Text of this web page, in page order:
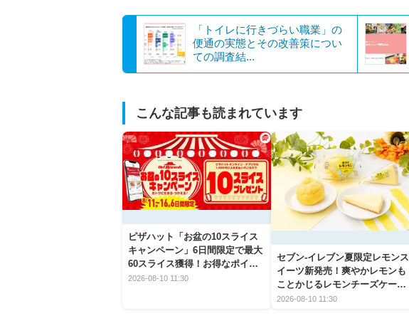
「トイレに行きづらい職業」の
便通の実態とその改善策につい
ての調査結...
こんな記事も読まれています
ピザハット「お盆の10スライス
キャンペーン」6日間限定で最大
60スライス獲得！お得なポイン
ト活用術を紹介
2026-08-10 11:30
セブン‐イレブン夏限定レモンス
イーツ新発売！爽やかレモンも
ことかじるレモンチーズケーキ
を徹底紹介
2026-08-10 11:30